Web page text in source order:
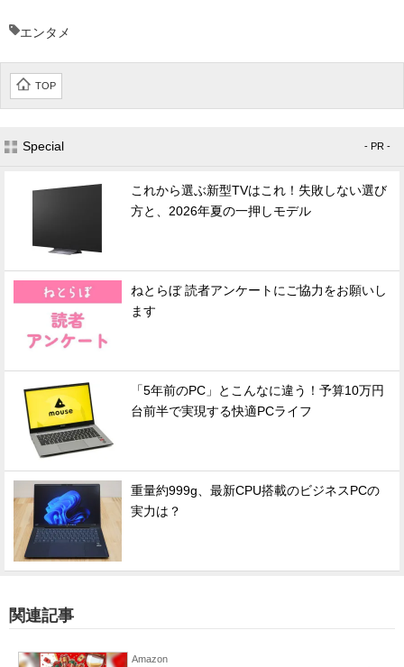
エンタメ
TOP
Special - PR -
これから選ぶ新型TVはこれ！失敗しない選び
方と、2026年夏の一押しモデル
ねとらぼ 読者アンケートにご協力をお願いし
ます
「5年前のPC」とこんなに違う！予算10万円
台前半で実現する快適PCライフ
重量約999g、最新CPU搭載のビジネスPCの
実力は？
関連記事
Amazon